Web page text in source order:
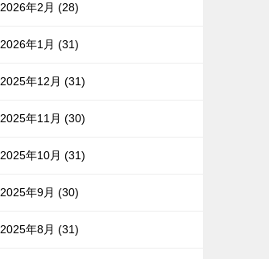
2026年2月 (28)
2026年1月 (31)
2025年12月 (31)
2025年11月 (30)
2025年10月 (31)
2025年9月 (30)
2025年8月 (31)